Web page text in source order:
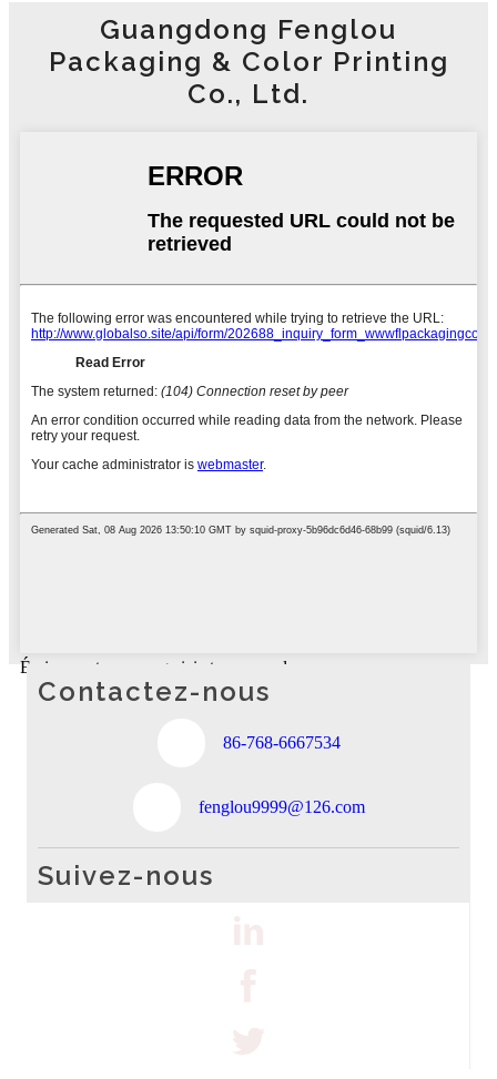
Guangdong Fenglou
Packaging & Color Printing
Co., Ltd.
Écrivez votre message ici et envoyez-le-nous
Contactez-nous
86-768-6667534
fenglou9999@126.com
Suivez-nous